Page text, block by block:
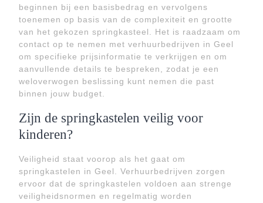
beginnen bij een basisbedrag en vervolgens
toenemen op basis van de complexiteit en grootte
van het gekozen springkasteel. Het is raadzaam om
contact op te nemen met verhuurbedrijven in Geel
om specifieke prijsinformatie te verkrijgen en om
aanvullende details te bespreken, zodat je een
weloverwogen beslissing kunt nemen die past
binnen jouw budget.
Zijn de springkastelen veilig voor
kinderen?
Veiligheid staat voorop als het gaat om
springkastelen in Geel. Verhuurbedrijven zorgen
ervoor dat de springkastelen voldoen aan strenge
veiligheidsnormen en regelmatig worden